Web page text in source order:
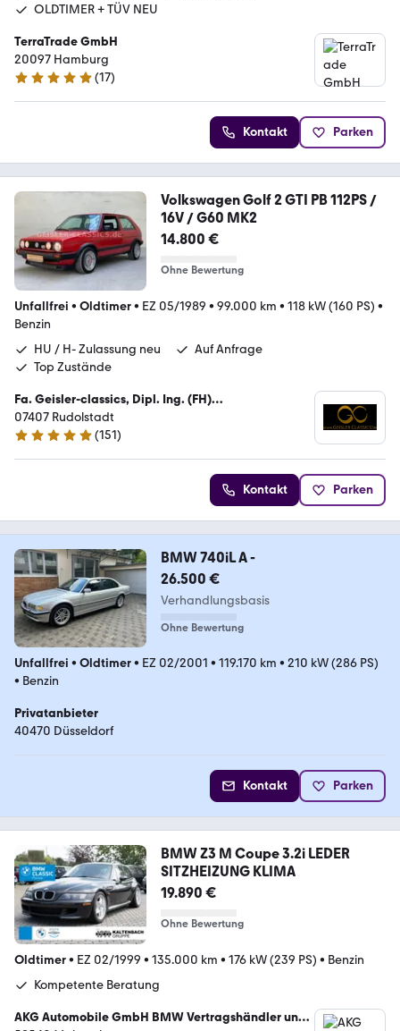
OLDTIMER + TÜV NEU
TerraTrade GmbH
20097 Hamburg
4.8 Sterne
(17)
Kontakt Parken
Volkswagen Golf 2 GTI PB 112PS /
16V / G60 MK2
14.800 €
Ohne Bewertung
Unfallfrei • Oldtimer• EZ 05/1989 • 99.000 km • 118 kW (160 PS) •
Benzin
HU / H- Zulassung neu
Auf Anfrage
Top Zustände
Fa. Geisler-classics, Dipl. Ing. (FH)
Kraftfahrzeugtechnik Enrico Geisler
07407 Rudolstadt
4.8 Sterne
(151)
Kontakt Parken
BMW 740iL A -
26.500 €
Verhandlungsbasis
Ohne Bewertung
Unfallfrei • Oldtimer• EZ 02/2001 • 119.170 km • 210 kW (286 PS)
• Benzin
Privatanbieter
40470 Düsseldorf
Kontakt Parken
BMW Z3 M Coupe 3.2i LEDER
SITZHEIZUNG KLIMA
19.890 €
Ohne Bewertung
Oldtimer• EZ 02/1999 • 135.000 km • 176 kW (239 PS) • Benzin
Kompetente Beratung
AKG Automobile GmbH BMW Vertragshändler und